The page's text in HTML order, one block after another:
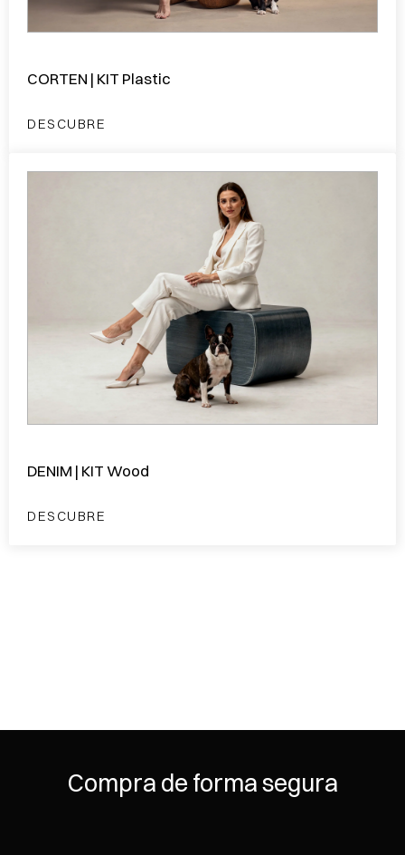
CORTEN | KIT Plastic
DESCUBRE
DENIM | KIT Wood
DESCUBRE
Compra de forma segura